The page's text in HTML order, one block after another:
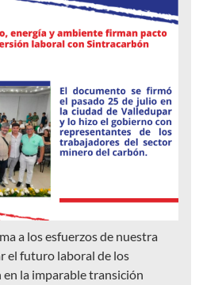
a los esfuerzos de nuestra
el futuro laboral de los
la imparable transición